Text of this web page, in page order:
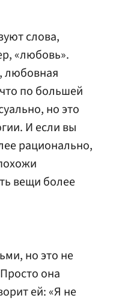
слова,
«любовь».
любовная
по большей
но это
И если вы
рационально,
вещи более
но это не
она
ей: «Я не